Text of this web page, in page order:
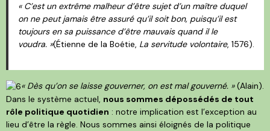
« C’est un extrême malheur d’être sujet d’un maître duquel
on ne peut jamais être assuré qu’il soit bon, puisqu’il est
toujours en sa puissance d’être mauvais quand il le
voudra. »(Étienne de la Boétie, La servitude volontaire, 1576).
« Dès qu’on se laisse gouverner, on est mal gouverné. »(Alain).
Dans le système actuel, nous sommes dépossédés de tout
rôle politique quotidien : notre implication est l’exception au
lieu d’être la règle. Nous sommes ainsi éloignés de la politique